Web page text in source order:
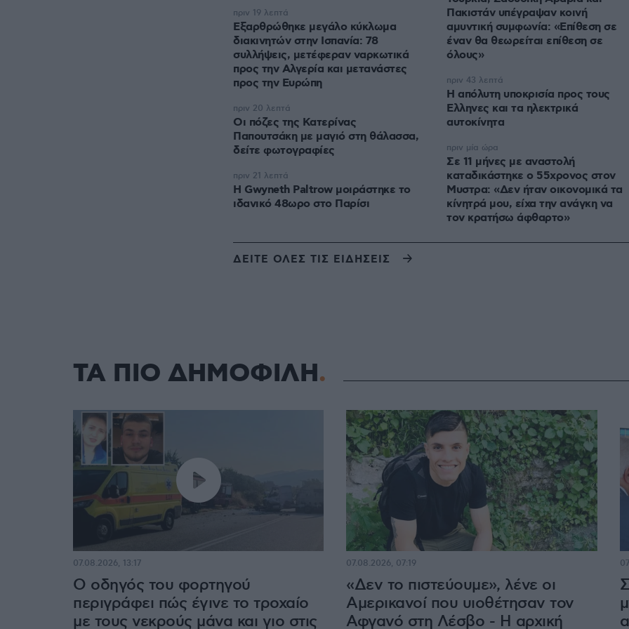
Εξαρθρώθηκε μεγάλο κύκλωμα
διακινητών στην Ισπανία: 78
συλλήψεις, μετέφεραν ναρκωτικά
προς την Αλγερία και μετανάστες
προς την Ευρώπη
πριν 19 λεπτά
Οι πόζες της Κατερίνας
Παπουτσάκη με μαγιό στη θάλασσα,
δείτε φωτογραφίες
πριν 20 λεπτά
Η Gwyneth Paltrow μοιράστηκε το
ιδανικό 48ωρο στο Παρίσι
πριν 21 λεπτά
Πακιστάν υπέγραψαν κοινή
αμυντική συμφωνία: «Επίθεση σε
έναν θα θεωρείται επίθεση σε
όλους»
Η απόλυτη υποκρισία προς τους
Ελληνες και τα ηλεκτρικά
αυτοκίνητα
πριν 43 λεπτά
Σε 11 μήνες με αναστολή
καταδικάστηκε ο 55χρονος στον
Μυστρα: «Δεν ήταν οικονομικά τα
κίνητρά μου, είχα την ανάγκη να
τον κρατήσω άφθαρτο»
πριν μία ώρα
ΔΕΙΤΕ ΟΛΕΣ ΤΙΣ ΕΙΔΗΣΕΙΣ
ΤΑ ΠΙΟ ΔΗΜΟΦΙΛΗ
Ο οδηγός του φορτηγού
περιγράφει πώς έγινε το τροχαίο
με τους νεκρούς μάνα και γιο στις
07.08.2026, 13:17
«Δεν το πιστεύουμε», λένε οι
Αμερικανοί που υιοθέτησαν τον
Αφγανό στη Λέσβο - Η αρχική
07.08.2026, 07:19